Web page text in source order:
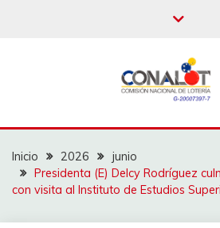
Inicio 2026
junio
Presidenta (E) Delcy Rodríguez
con visita al Instituto de Estudios